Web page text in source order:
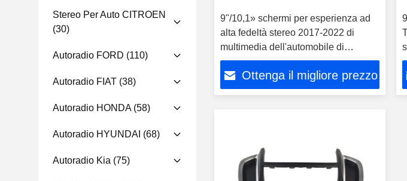
Stereo Per Auto CITROEN
(30)
Autoradio FORD (110)
Autoradio FIAT (38)
Autoradio HONDA(58)
Autoradio HYUNDAI (68)
Autoradio Kia (75)
9"/10,1» schermi per esperienza ad
alta fedeltà stereo 2017-2022 di
multimedia dell'automobile di
Chevrolet Trax audio
Ottenga il migliore prezzo